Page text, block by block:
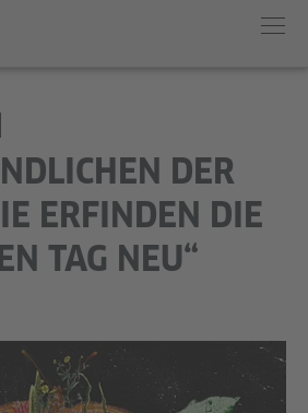
DER
ERFINDEN DIE
TAG NEU“